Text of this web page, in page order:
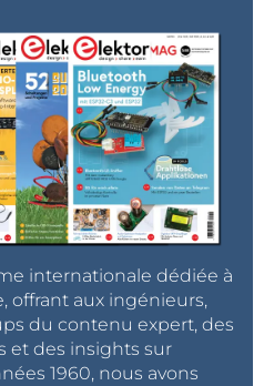
internationale dédiée à
offrant aux ingénieurs,
du contenu expert, des
et des insights sur
1960, nous avons